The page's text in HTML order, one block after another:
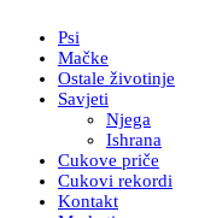
Psi
Mačke
Ostale životinje
Savjeti
Njega
Ishrana
Cukove priče
Cukovi rekordi
Kontakt